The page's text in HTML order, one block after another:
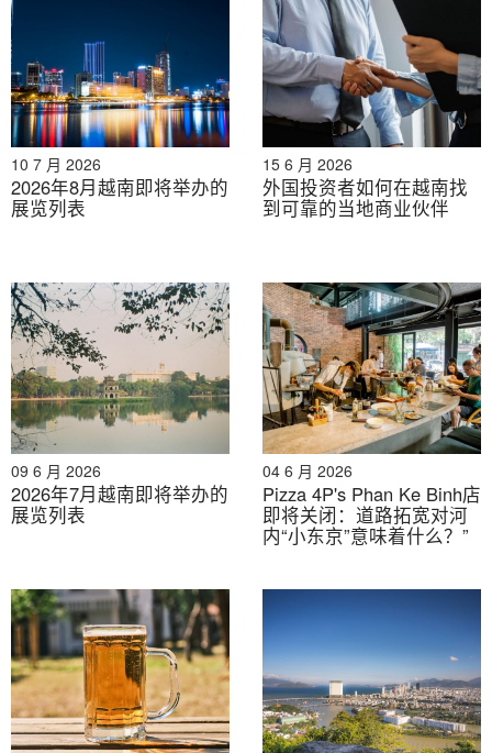
B&公司c贡献和e专业知识
B&Company在支持跨境合作方面拥有长期经验，自
2007年以来一直活跃于越南，专注于市场调研和商业对
接，并积累了丰富的经验。
食物和饮料行业. 我们致力于
起来，确保有意义且可持续的合作。.
我们参与了“2025日本食品全球门户”首日活动，该活动聚
焦饮料行业，彰显了我们致力于为日本和越南之间创造切
实商机的决心。凭借我们对市场的了解和在贸易便利化方
面的经验，我们帮助与会者超越了初步接触，迈向建立长
期合作关系。该系列活动还将继续进行。糖果10月16日
和保健品11月12日, 我们期待着支持更多有意义的联
系。.
如需了解后续活动的更多信息，请参阅下方内容并联系我
们进行注册：
1.
List of Japanese Confectionery suppliers
attending event in Hanoi – Confectionery day (16
10 7 月 2026
2026年8月越南即将举办的
展览列表
15 6 月 2026
外国投资者如何在越南找
到可靠的当地商业伙伴
09 6 月 2026
2026年7月越南即将举办的
展览列表
04 6 月 2026
Pizza 4P's Phan Ke Binh店
即将关闭：道路拓宽对河
内“小东京”意味着什么？”